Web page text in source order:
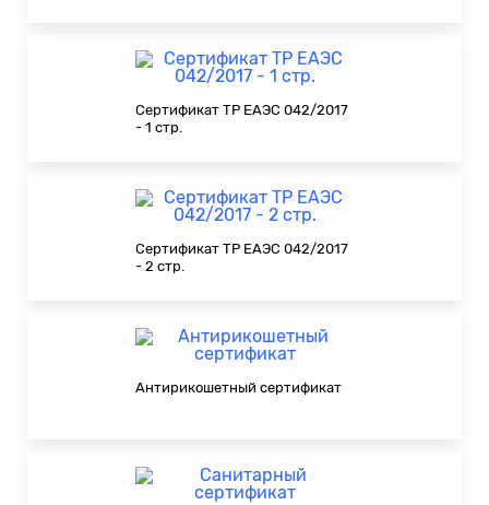
Сертификат ТР ЕАЭС 042/2017
- 1 стр.
Сертификат ТР ЕАЭС 042/2017
- 2 стр.
Антирикошетный сертификат